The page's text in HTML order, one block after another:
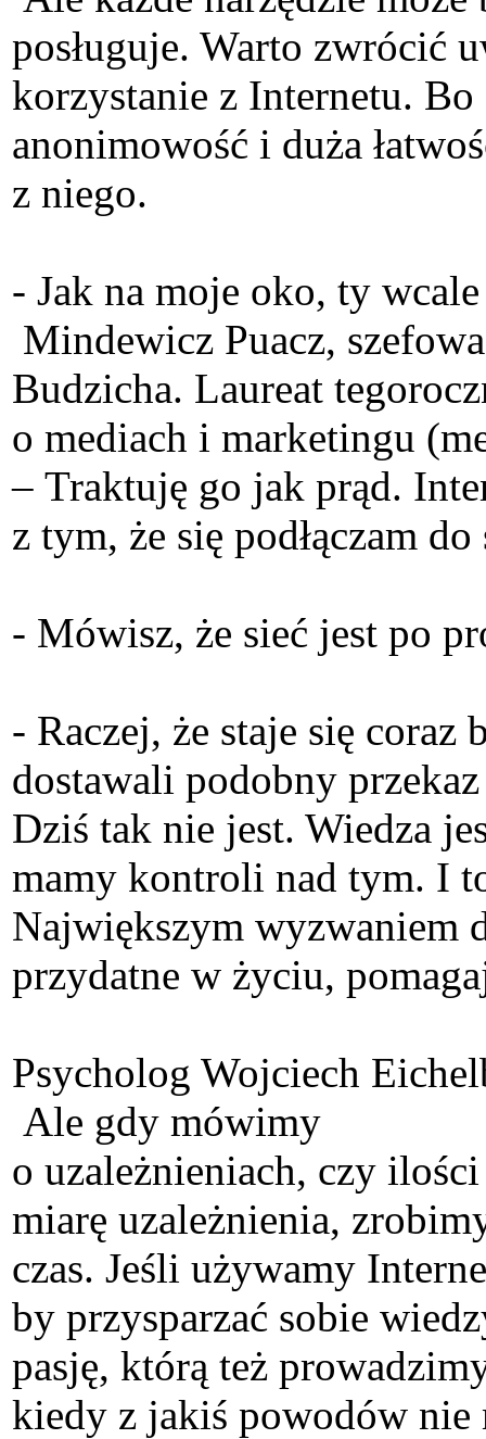
posługuje. Warto zwrócić
korzystanie z Internetu.
anonimowość i duża
z niego.
- Jak na moje oko, ty
Mindewicz Puacz,
Budzicha. Laureat
o mediach i marketingu
– Traktuję go jak prąd.
z tym, że się podłączam
- Mówisz, że sieć jest po
- Raczej, że staje się coraz
dostawali podobny
Dziś tak nie jest. Wiedza
mamy kontroli nad tym. I
Największym wyzwaniem
przydatne w życiu,
Psycholog Wojciech
Ale gdy mówimy
o uzależnieniach, czy
miarę uzależnienia,
czas. Jeśli używamy
by przysparzać sobie
pasję, którą też
kiedy z jakiś powodów nie